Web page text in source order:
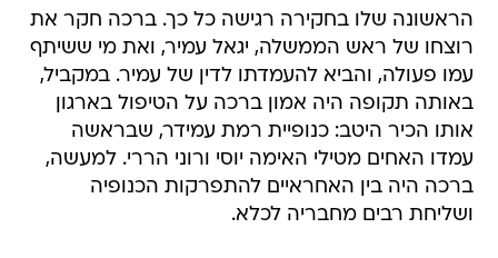
הראשונה שלו בחקירה רגישה כל כך. ברכה חקר את
רוצחו של ראש הממשלה, יגאל עמיר, ואת מי ששיתף
עמו פעולה, והביא להעמדתו לדין של עמיר. במקביל,
באותה תקופה היה אמון ברכה על הטיפול בארגון
אותו הכיר היטב: כנופיית רמת עמידר, שבראשה
עמדו האחים מטילי האימה יוסי ורוני הררי. למעשה,
ברכה היה בין האחראיים להתפרקות הכנופיה
ושליחת רבים מחבריה לכלא.